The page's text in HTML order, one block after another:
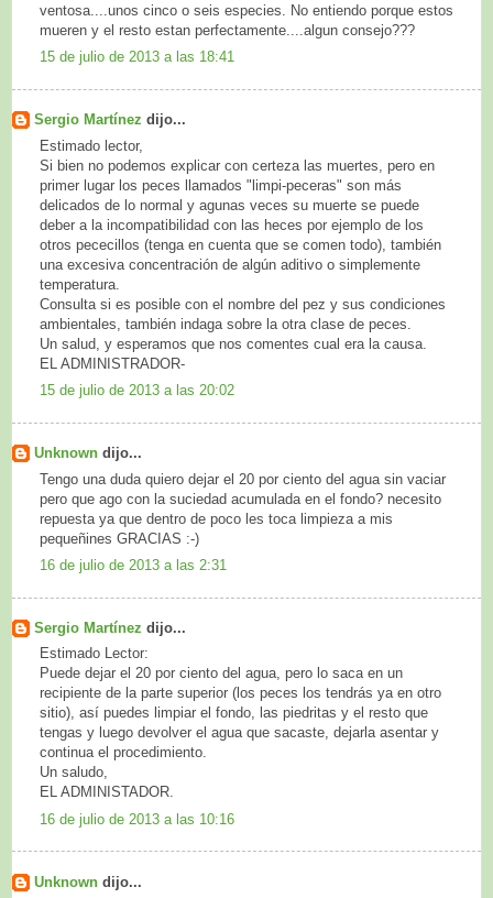
ventosa....unos cinco o seis especies. No entiendo porque estos
mueren y el resto estan perfectamente....algun consejo???
15 de julio de 2013 a las 18:41
Sergio Martínez dijo...
Estimado lector,
Si bien no podemos explicar con certeza las muertes, pero en
primer lugar los peces llamados "limpi-peceras" son más
delicados de lo normal y agunas veces su muerte se puede
deber a la incompatibilidad con las heces por ejemplo de los
otros pececillos (tenga en cuenta que se comen todo), también
una excesiva concentración de algún aditivo o simplemente
temperatura.
Consulta si es posible con el nombre del pez y sus condiciones
ambientales, también indaga sobre la otra clase de peces.
Un salud, y esperamos que nos comentes cual era la causa.
EL ADMINISTRADOR-
15 de julio de 2013 a las 20:02
Unknown dijo...
Tengo una duda quiero dejar el 20 por ciento del agua sin vaciar
pero que ago con la suciedad acumulada en el fondo? necesito
repuesta ya que dentro de poco les toca limpieza a mis
pequeñines GRACIAS :-)
16 de julio de 2013 a las 2:31
Sergio Martínez dijo...
Estimado Lector:
Puede dejar el 20 por ciento del agua, pero lo saca en un
recipiente de la parte superior (los peces los tendrás ya en otro
sitio), así puedes limpiar el fondo, las piedritas y el resto que
tengas y luego devolver el agua que sacaste, dejarla asentar y
continua el procedimiento.
Un saludo,
EL ADMINISTADOR.
16 de julio de 2013 a las 10:16
Unknown dijo...